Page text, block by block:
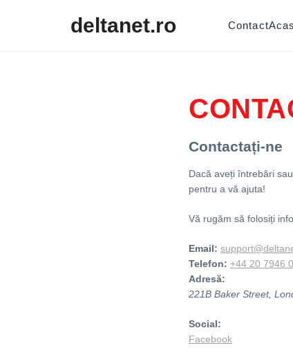
deltanet.ro Contact
Contactați-ne
Dacă aveți întrebări
pentru a vă ajuta!
Vă rugăm să folosiți
Email:
Telefon: +44 20 7946
Adresă:
221B Baker Street,
Social:
Facebook